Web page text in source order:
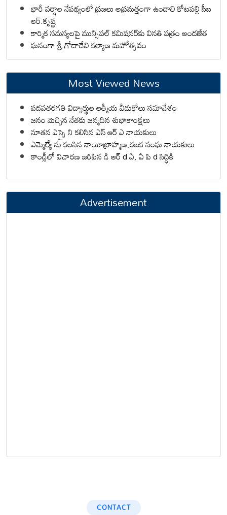
భారీ వర్షాల నేపథ్యంలో ప్రజలు అప్రమత్తంగా ఉండాలి కోటపల్లి సీఐ
ఆర్.కృష్ణ
కార్మిక సమస్యలపై మున్సిపల్ కమిషనర్‌కు వినతి పత్రం అందజేత
ఘనంగా శ్రీ గోదాదేవి కల్యాణ మహోత్సవం
Most Viewed News
పదవతరగతి విద్యార్థుల ఆత్మీయ వీడుకోలు సమావేశం
జనం మెచ్చిన నేతకు జన్మదిన శుభాకాంక్షలు
నూతన ఎస్సై ని కలిసిన ఎస్ ఆర్ ఎ నాయకులు
ఎమ్మెల్యే ను కలసిన నాయీబ్రాహ్మణ,రజక సంఘ నాయకులు
కాండ్లీలో విచారణ జరిపిన డి ఆర్ d ఏ, ఏ పి d సిద్ధికి
Advertisement
CONTACT